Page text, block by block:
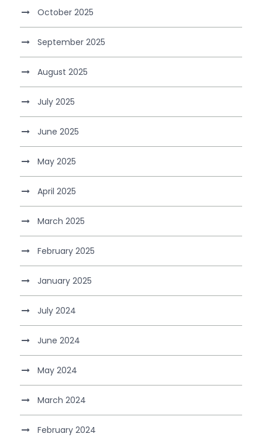
October 2025
September 2025
August 2025
July 2025
June 2025
May 2025
April 2025
March 2025
February 2025
January 2025
July 2024
June 2024
May 2024
March 2024
February 2024